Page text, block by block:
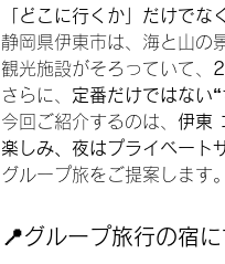
「どこに行くか」だけで
静岡県伊東市は、海と山の
観光施設がそろっていて、
さらに、 定番だけではない
今回ご紹介するのは、 伊東
楽しみ、夜はプライベート
グループ旅をご提案します。
📍グループ旅行の宿